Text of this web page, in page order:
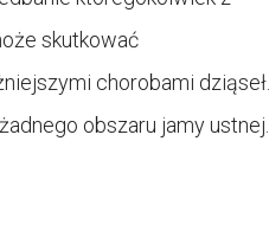
skutkować
chorobami dziąseł.
obszaru jamy ustnej.